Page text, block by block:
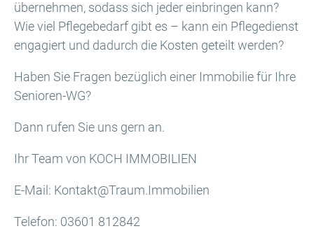
übernehmen, sodass sich jeder einbringen kann?
Wie viel Pflegebedarf gibt es – kann ein Pflegedienst
engagiert und dadurch die Kosten geteilt werden?
Haben Sie Fragen bezüglich einer Immobilie für Ihre
Senioren-WG?
Dann rufen Sie uns gern an.
Ihr Team von KOCH IMMOBILIEN
E-Mail: Kontakt@Traum.Immobilien
Telefon: 03601 812842